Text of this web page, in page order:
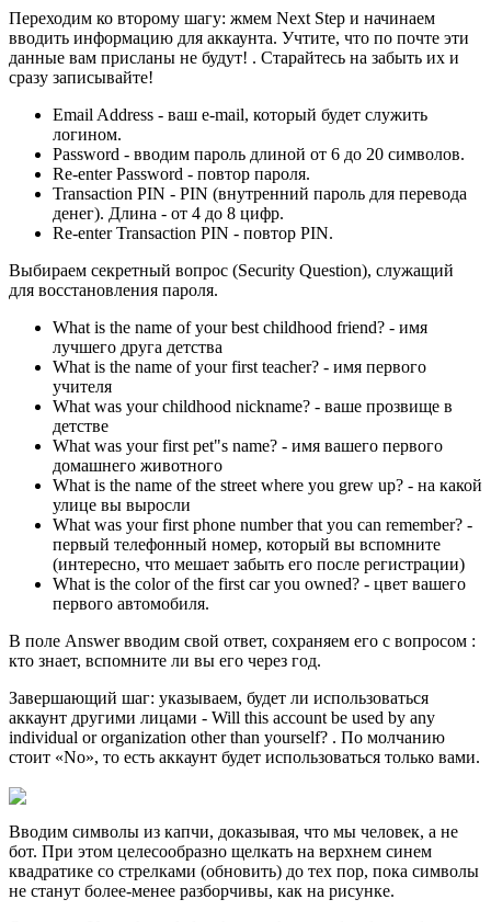
Переходим ко второму шагу: жмем Next Step и начинаем
вводить информацию для аккаунта. Учтите, что по почте эти
данные вам присланы не будут! . Старайтесь на забыть их и
сразу записывайте!
Email Address - ваш e-mail, который будет служить
логином.
Password - вводим пароль длиной от 6 до 20 символов.
Re-enter Password - повтор пароля.
Transaction PIN - PIN (внутренний пароль для перевода
денег). Длина - от 4 до 8 цифр.
Re-enter Transaction PIN - повтор PIN.
Выбираем секретный вопрос (Security Question), служащий
для восстановления пароля.
What is the name of your best childhood friend? - имя
лучшего друга детства
What is the name of your first teacher? - имя первого
учителя
What was your childhood nickname? - ваше прозвище в
детстве
What was your first pet"s name? - имя вашего первого
домашнего животного
What is the name of the street where you grew up? - на какой
улице вы выросли
What was your first phone number that you can remember? -
первый телефонный номер, который вы вспомните
(интересно, что мешает забыть его после регистрации)
What is the color of the first car you owned? - цвет вашего
первого автомобиля.
В поле Answer вводим свой ответ, сохраняем его с вопросом :
кто знает, вспомните ли вы его через год.
Завершающий шаг: указываем, будет ли использоваться
аккаунт другими лицами - Will this account be used by any
individual or organization other than yourself? . По молчанию
стоит «No», то есть аккаунт будет использоваться только вами.
Вводим символы из капчи, доказывая, что мы человек, а не
бот. При этом целесообразно щелкать на верхнем синем
квадратике со стрелками (обновить) до тех пор, пока символы
не станут более-менее разборчивы, как на рисунке.